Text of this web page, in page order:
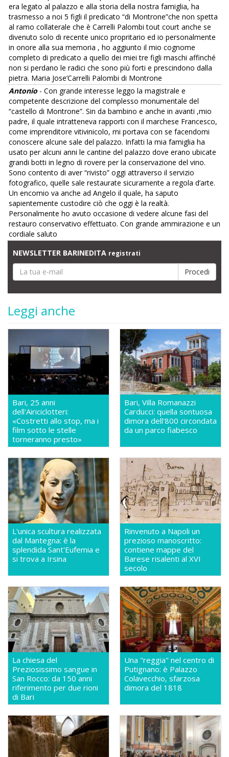
era legato al palazzo e alla storia della nostra famiglia, ha
trasmesso a noi 5 figli il predicato “di Montrone”che non spetta
al ramo collaterale che è Carrelli Palombi tout court anche se
divenuto solo di recente unico propritario ed io personalmente
in onore alla sua memoria , ho aggiunto il mio cognome
completo di predicato a quello dei miei tre figli maschi affinché
non si perdano le radici che sono più forti e prescindono dalla
pietra. Maria Jose’Carrelli Palombi di Montrone
Antonio- Con grande interesse leggo la magistrale e
competente descrizione del complesso monumentale del
“castello di Montrone”. Sin da bambino e anche in avanti ,mio
padre, il quale intratteneva rapporti con il marchese Francesco,
come imprenditore vitivinicolo, mi portava con se facendomi
conoscere alcune sale del palazzo. Infatti la mia famiglia ha
usato per alcuni anni le cantine del palazzo dove erano ubicate
grandi botti in legno di rovere per la conservazione del vino.
Sono contento di aver “rivisto” oggi attraverso il servizio
fotografico, quelle sale restaurate sicuramente a regola d’arte.
Un encomio va anche ad Angelo il quale, ha saputo
sapientemente custodire ciò che oggi è la realtà.
Personalmente ho avuto occasione di vedere alcune fasi del
restauro conservativo effettuato. Con grande ammirazione e un
cordiale saluto
NEWSLETTER BARINEDITA registrati
Leggi anche
Bari, 25 anni
dell'Airiciclotteri:
«Costretti allo stop, ma i
film sotto le stelle
torneranno presto»
Bari, Villa Romanazzi
Carducci: quella sontuosa
dimora dell'800 circondata
da un parco fiabesco
L'unica scultura realizzata
dal Mantegna: è la
splendida Sant'Eufemia e
si trova a Irsina
Rinvenuto a Napoli un
prezioso manoscritto:
contiene mappe del
Barese risalenti al XVI
secolo
La chiesa del
Preziosissimo sangue in
San Rocco: da 150 anni
riferimento per due rioni
di Bari
Una "reggia" nel centro di
Putignano: è Palazzo
Colavecchio, sfarzosa
dimora del 1818